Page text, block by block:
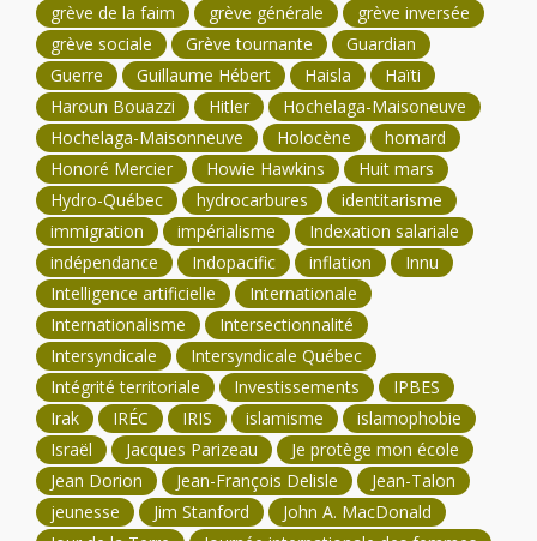
grève de la faim
grève générale
grève inversée
grève sociale
Grève tournante
Guardian
Guerre
Guillaume Hébert Haisla
Haïti
Haroun Bouazzi
Hitler
Hochelaga-Maisoneuve
Hochelaga-Maisonneuve
Holocène
homard
Honoré Mercier
Howie Hawkins
Huit mars
Hydro-Québec
hydrocarbures
identitarisme
immigration
impérialisme
Indexation salariale
indépendance
Indopacific inflation
Innu
Intelligence artificielle
Internationale
Internationalisme
Intersectionnalité
Intersyndicale
Intersyndicale Québec
Intégrité territoriale
Investissements
IPBES
Irak
IRÉC IRIS islamisme
islamophobie
Israël
Jacques Parizeau
Je protège mon école
Jean Dorion
Jean-François Delisle
Jean-Talon
jeunesse
Jim Stanford
John A. MacDonald